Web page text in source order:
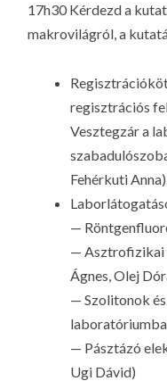
17h30 Kérdezd a
makrovilágról, a
regisztrációs
Vesztegzár a
Fehérkuti Anna),
—
— Asztrofizikai
Ágnes, Olej
— Szolitonok
— Pásztázó
Ugi Dávid)